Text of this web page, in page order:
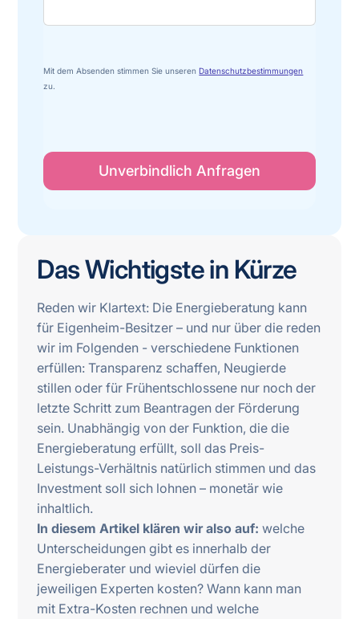
Mit dem Absenden stimmen Sie unserenDatenschutzbestimmungen
zu.
Das Wichtigste in Kürze
Reden wir Klartext: Die Energieberatung kann
für Eigenheim-Besitzer – und nur über die reden
wir im Folgenden - verschiedene Funktionen
erfüllen: Transparenz schaffen, Neugierde
stillen oder für Frühentschlossene nur noch der
letzte Schritt zum Beantragen der Förderung
sein. Unabhängig von der Funktion, die die
Energieberatung erfüllt, soll das Preis-
Leistungs-Verhältnis natürlich stimmen und das
Investment soll sich lohnen – monetär wie
inhaltlich.
In diesem Artikel klären wir also auf: welche
Unterscheidungen gibt es innerhalb der
Energieberater und wieviel dürfen die
jeweiligen Experten kosten? Wann kann man
mit Extra-Kosten rechnen und welche